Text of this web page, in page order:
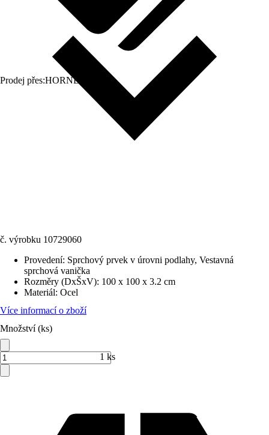
Prodej přes:HORNBACH
č. výrobku 10729060
Provedení: Sprchový prvek v úrovni podlahy, Vestavná
sprchová vanička
Rozměry (DxŠxV): 100 x 100 x 3.2 cm
Materiál: Ocel
Více informací o zboží
Množství (ks)
1 ks